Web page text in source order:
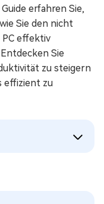
erfahren Sie,
Sie den nicht
effektiv
Sie
zu steigern
effizient zu